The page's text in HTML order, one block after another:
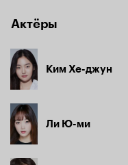
Актёры
Ким Хе-джун
Ли Ю-ми